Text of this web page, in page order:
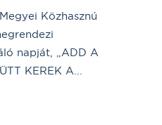
Közhasznú
napját, „ADD A
KEREK A...